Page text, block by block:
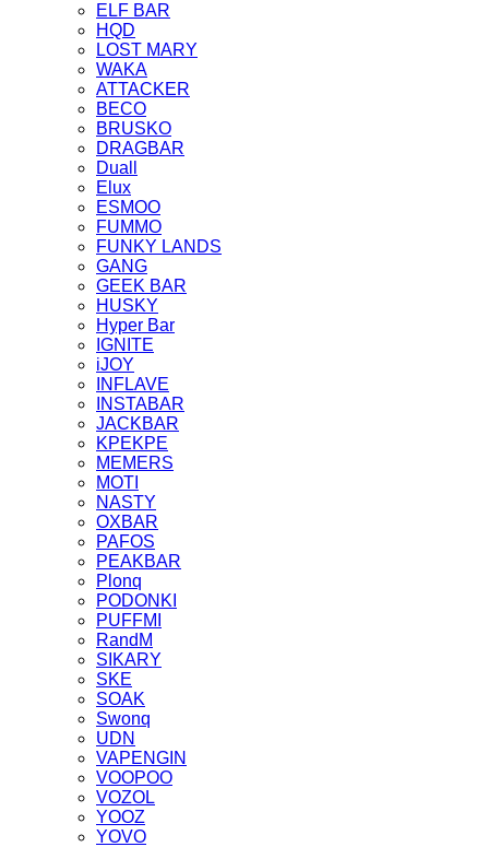
ELF BAR
HQD
LOST MARY
WAKA
ATTACKER
BECO
BRUSKO
DRAGBAR
Duall
Elux
ESMOO
FUMMO
FUNKY LANDS
GANG
GEEK BAR
HUSKY
Hyper Bar
IGNITE
iJOY
INFLAVE
INSTABAR
JACKBAR
KPEKPE
MEMERS
MOTI
NASTY
OXBAR
PAFOS
PEAKBAR
Plonq
PODONKI
PUFFMI
RandM
SIKARY
SKE
SOAK
Swonq
UDN
VAPENGIN
VOOPOO
VOZOL
YOOZ
YOVO